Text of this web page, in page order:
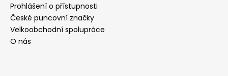
Prohlášení o přístupnosti
České puncovní značky
Velkoobchodní spolupráce
O nás